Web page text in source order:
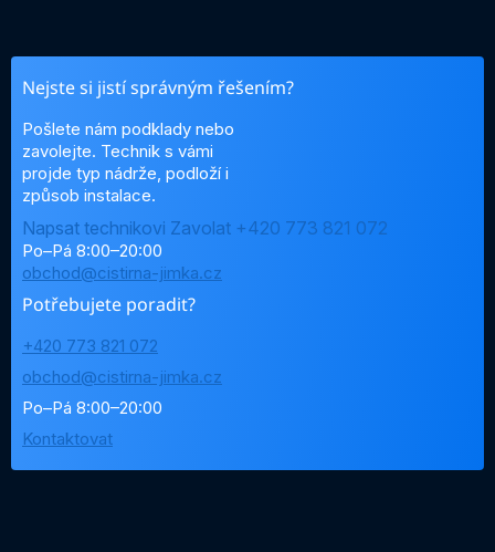
Nejste si jistí správným řešením?
Pošlete nám podklady nebo
zavolejte. Technik s vámi
projde typ nádrže, podloží i
způsob instalace.
Napsat technikovi Zavolat +420 773 821 072
Po–Pá 8:00–20:00
obchod@cistirna-jimka.cz
Potřebujete poradit?
+420 773 821 072
obchod@cistirna-jimka.cz
Po–Pá 8:00–20:00
Kontaktovat